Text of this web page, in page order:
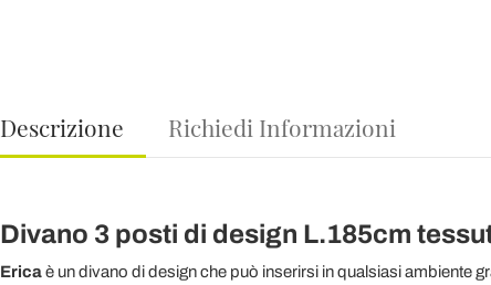
Descrizione Richiedi Informazioni
Divano 3 posti di design L.185cm
Ericaè un divano di design che può inserirsi in qualsiasi ambiente